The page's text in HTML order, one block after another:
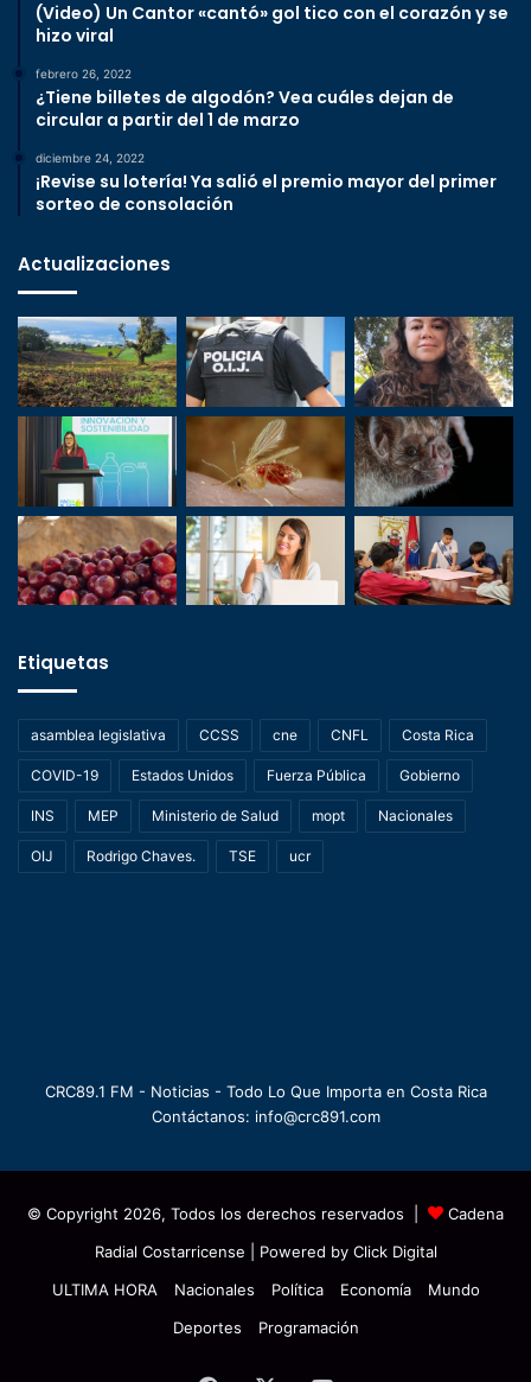
(Video) Un Cantor «cantó» gol tico con el corazón y se
hizo viral
febrero 26, 2022
¿Tiene billetes de algodón? Vea cuáles dejan de
circular a partir del 1 de marzo
diciembre 24, 2022
¡Revise su lotería! Ya salió el premio mayor del primer
sorteo de consolación
Actualizaciones
Etiquetas
asamblea legislativa CCSS cne CNFL Costa Rica
COVID-19 Estados Unidos Fuerza Pública Gobierno
INS MEP Ministerio de Salud mopt Nacionales
OIJ Rodrigo Chaves. TSE ucr
CRC89.1 FM - Noticias - Todo Lo Que Importa en Costa Rica
Contáctanos: info@crc891.com
© Copyright 2026, Todos los derechos reservados |
Cadena
Radial Costarricense | Powered by Click Digital
ULTIMA HORA
Nacionales Política Economía
Mundo
Deportes
Programación